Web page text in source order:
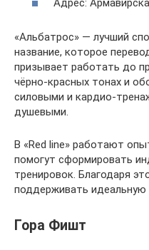
Адрес:
«Альбатрос» — лучший
название, которое
призывает работать до
чёрно-красных тонах и
силовыми и кардио-
душевыми.
В «Red line» работают
помогут сформировать
тренировок. Благодаря
поддерживать
Гора Фишт